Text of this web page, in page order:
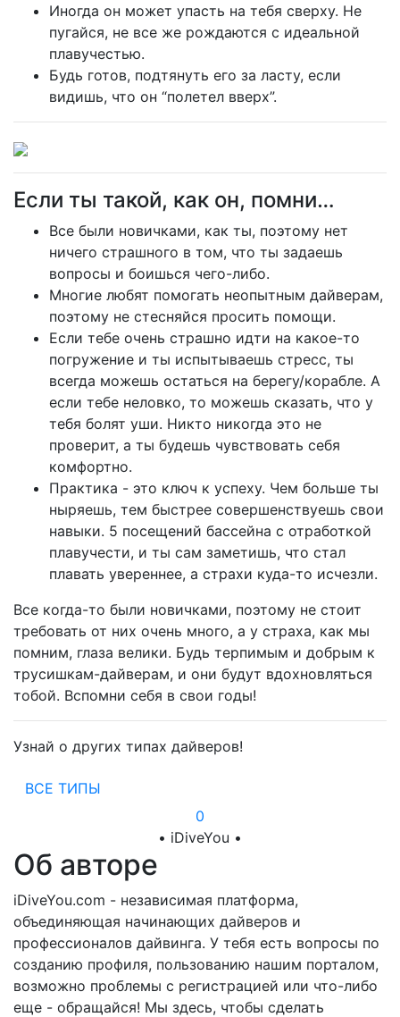
Иногда он может упасть на тебя сверху. Не
пугайся, не все же рождаются с идеальной
плавучестью.
Будь готов, подтянуть его за ласту, если
видишь, что он “полетел вверх”.
Если ты такой, как он, помни…
Все были новичками, как ты, поэтому нет
ничего страшного в том, что ты задаешь
вопросы и боишься чего-либо.
Многие любят помогать неопытным дайверам,
поэтому не стесняйся просить помощи.
Если тебе очень страшно идти на какое-то
погружение и ты испытываешь стресс, ты
всегда можешь остаться на берегу/корабле. А
если тебе неловко, то можешь сказать, что у
тебя болят уши. Никто никогда это не
проверит, а ты будешь чувствовать себя
комфортно.
Практика - это ключ к успеху. Чем больше ты
ныряешь, тем быстрее совершенствуешь свои
навыки. 5 посещений бассейна с отработкой
плавучести, и ты сам заметишь, что стал
плавать увереннее, а страхи куда-то исчезли.
Все когда-то были новичками, поэтому не стоит
требовать от них очень много, а у страха, как мы
помним, глаза велики. Будь терпимым и добрым к
трусишкам-дайверам, и они будут вдохновляться
тобой. Вспомни себя в свои годы!
Узнай о других типах дайверов!
ВСЕ ТИПЫ
0
• iDiveYou •
Об авторе
iDiveYou.com - независимая платформа,
объединяющая начинающих дайверов и
профессионалов дайвинга. У тебя есть вопросы по
созданию профиля, пользованию нашим порталом,
возможно проблемы с регистрацией или что-либо
еще - обращайся! Мы здесь, чтобы сделать